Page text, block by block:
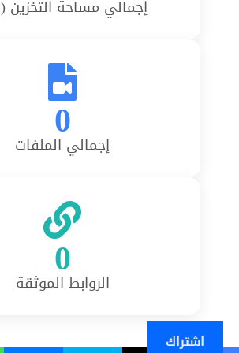
إجمالي مساحة التخزين (TB)
0
إجمالي الملفات
0
الروابط الموثقة
اشتراك